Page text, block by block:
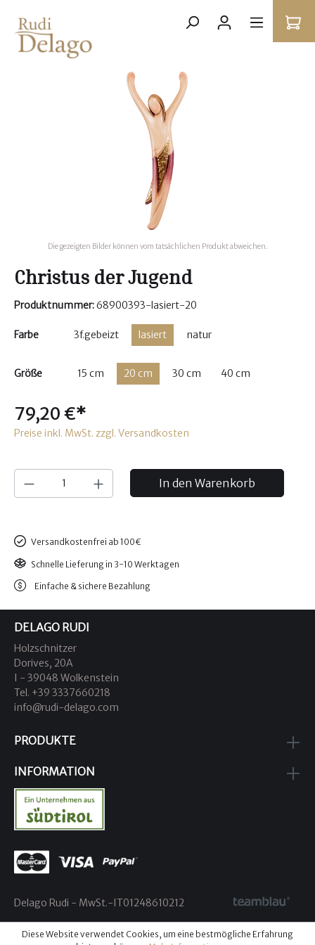
Die gezeigten Bilder können vom tatsächlichen Produkt abweichen.
Christus der Jugend
Produktnummer:68900393-lasiert-20
Farbe 3f.gebeizt lasiert natur
Größe 15 cm 20 cm 30 cm 40 cm
79,20 €*
Preise inkl. MwSt. zzgl. Versandkosten
In den Warenkorb
Versandkostenfrei ab 100€
Schnelle Lieferung in 3-10 Werktagen
Einfache & sichere Bezahlung
DELAGO RUDI
Holzschnitzer
Dorives, 20A
I - 39048 Wolkenstein
Tel. +39 3337660218
info@rudi-delago.com
PRODUKTE
INFORMATION
Delago Rudi - MwSt.-IT01248610212
Diese Website verwendet Cookies, um eine bestmögliche Erfahrung